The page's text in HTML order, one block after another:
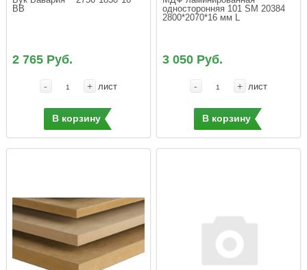
ВВ
2 765 Руб.
- + лист
В корзину
односторонняя 101 SM 20384
2800*2070*16 мм L
3 050 Руб.
- + лист
В корзину